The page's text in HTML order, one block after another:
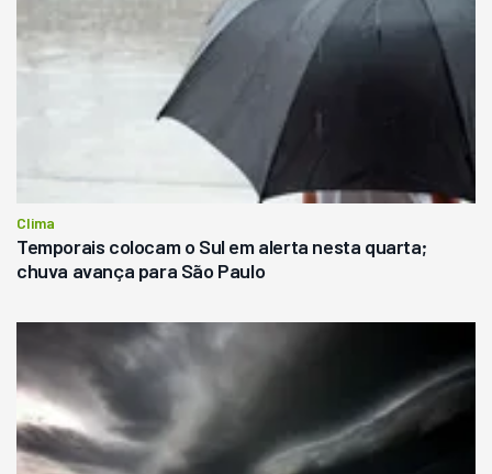
Clima
Temporais colocam o Sul em alerta nesta quarta;
chuva avança para São Paulo